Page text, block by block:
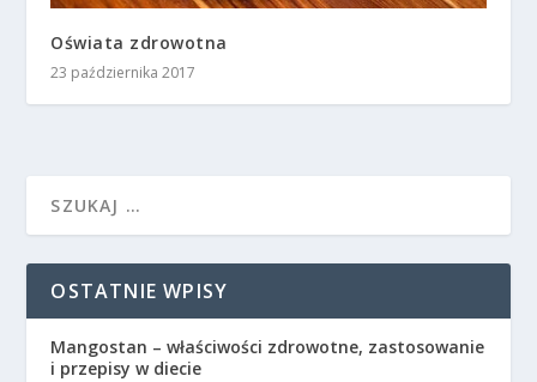
Oświata zdrowotna
23 października 2017
OSTATNIE WPISY
Mangostan – właściwości zdrowotne, zastosowanie
i przepisy w diecie